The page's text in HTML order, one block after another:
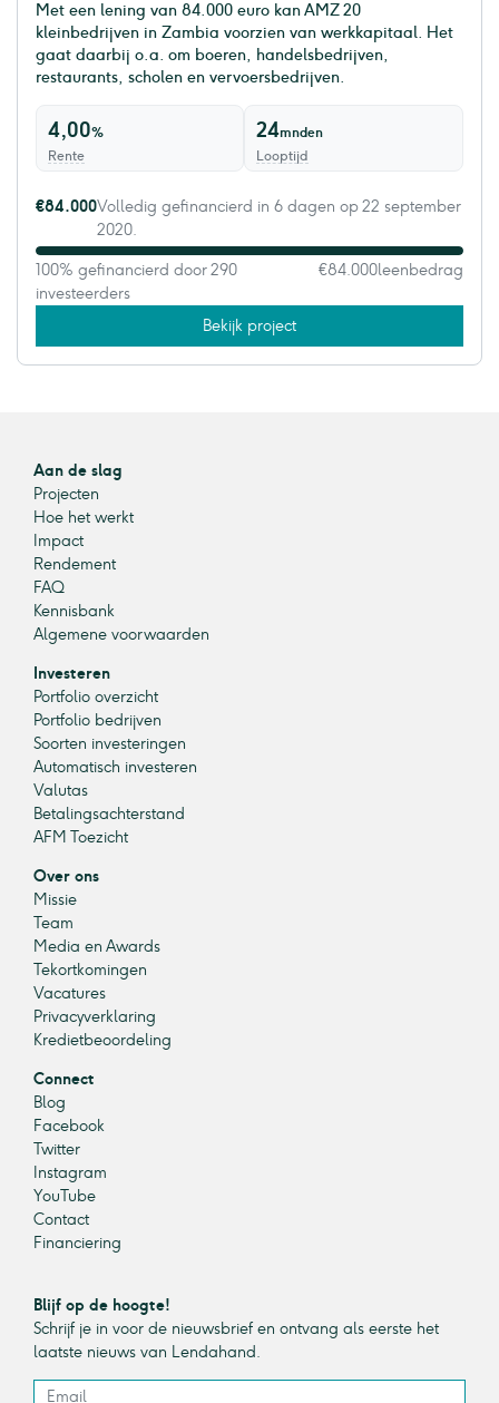
Met een lening van 84.000 euro kan AMZ 20
kleinbedrijven in Zambia voorzien van werkkapitaal. Het
gaat daarbij o.a. om boeren, handelsbedrijven,
restaurants, scholen en vervoersbedrijven.
4,00%
Rente
24mnden
Looptijd
€84.000Volledig gefinancierd in 6 dagen op 22 september
2020.
100% gefinancierd door 290
investeerders
€84.000leenbedrag
Bekijk project
Aan de slag
Projecten
Hoe het werkt
Impact
Rendement
FAQ
Kennisbank
Algemene voorwaarden
Investeren
Portfolio overzicht
Portfolio bedrijven
Soorten investeringen
Automatisch investeren
Valutas
Betalingsachterstand
AFM Toezicht
Over ons
Missie
Team
Media en Awards
Tekortkomingen
Vacatures
Privacyverklaring
Kredietbeoordeling
Connect
Blog
Facebook
Twitter
Instagram
YouTube
Contact
Financiering
Blijf op de hoogte!
Schrijf je in voor de nieuwsbrief en ontvang als eerste het
laatste nieuws van Lendahand.